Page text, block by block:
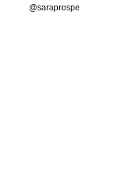
@saraprospe